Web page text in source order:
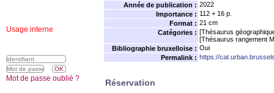
Année de publication : 2022
Importance : 112 + 16 p.
Format : 21 cm
Catégories : [Thésaurus
[Thésaurus rangement
Bibliographie bruxelloise : Oui
Permalink : https://
Réservation
Usage interne
Mot de passe oublié ?